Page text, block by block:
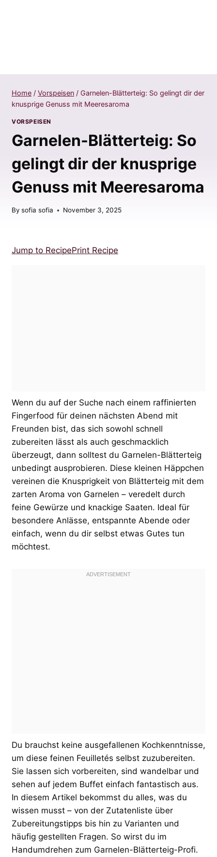
Home / Vorspeisen / Garnelen-Blätterteig: So gelingt dir der
knusprige Genuss mit Meeresaroma
VORSPEISEN
Garnelen-Blätterteig: So
gelingt dir der knusprige
Genuss mit Meeresaroma
By sofia sofia November 3, 2025
Jump to RecipePrint Recipe
Wenn du auf der Suche nach einem raffinierten
Fingerfood für deinen nächsten Abend mit
Freunden bist, das sich sowohl schnell
zubereiten lässt als auch geschmacklich
überzeugt, dann solltest du Garnelen-Blätterteig
unbedingt ausprobieren. Diese kleinen Häppchen
vereinen die Knusprigkeit von Blätterteig mit dem
zarten Aroma von Garnelen – veredelt durch
feine Gewürze und knackige Saaten. Ideal für
besondere Anlässe, entspannte Abende oder
einfach, wenn du dir selbst etwas Gutes tun
möchtest.
Du brauchst keine ausgefallenen Kochkenntnisse,
um diese feinen Feuilletés selbst zuzubereiten.
Sie lassen sich vorbereiten, sind wandelbar und
sehen auf jedem Buffet einfach fantastisch aus.
In diesem Artikel bekommst du alles, was du
wissen musst – von der Zutatenliste über
Zubereitungstipps bis hin zu Varianten und
häufig gestellten Fragen. So wirst du im
Handumdrehen zum Garnelen-Blätterteig-Profi.